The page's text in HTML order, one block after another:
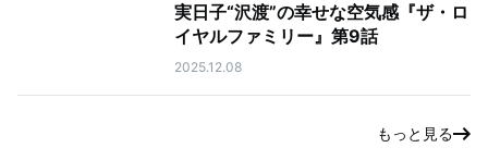
実日子“沢渡”の幸せな空気感『ザ・ロ
イヤルファミリー』第9話
2025.12.08
もっと見る